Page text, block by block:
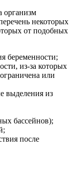
организм
некоторых
от подобных
беременности;
из-за которых
или
выделения из
бассейнов);
после